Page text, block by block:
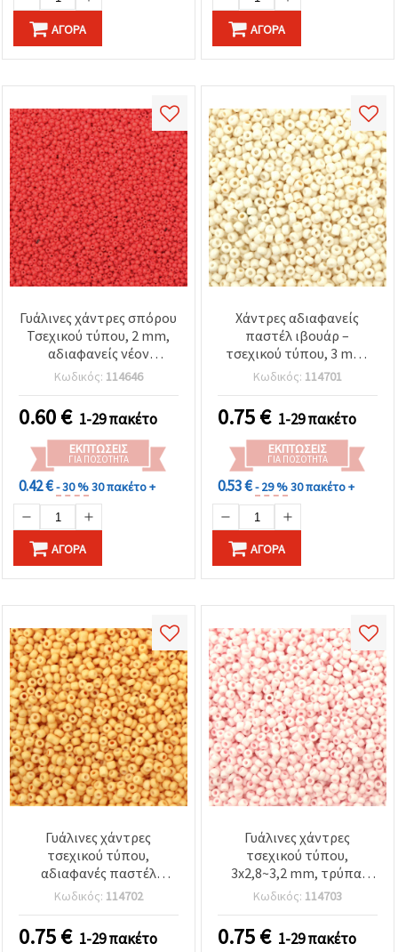
ΑΓΟΡΆ ΑΓΟΡΆ
Γυάλινες χάντρες σπόρου
Τσεχικού τύπου, 2 mm,
αδιαφανείς νέον
πορτοκαλο-ροζ, 15 γρ.
(~2050 τεμ.)
Κωδικός: 114646
0.60€ 1-29 πακέτο
ΕΚΠΤΏΣΕΙΣ
ΓΙΑ ΠΟΣΌΤΗΤΑ
0.42 €- 30 %30 πακέτο +
ΑΓΟΡΆ
Χάντρες αδιαφανείς
παστέλ ιβουάρ –
τσεχικού τύπου, 3 mm,
τρύπα 0,8~1,1 mm, 15 γρ.
(~470 τεμ.), απαραίτητες
για DIY κατασκευή
κοσμημάτων &
χειροτεχνίες με χάντρες
Κωδικός: 114701
0.75€ 1-29 πακέτο
ΕΚΠΤΏΣΕΙΣ
ΓΙΑ ΠΟΣΌΤΗΤΑ
0.53 €- 29 %30 πακέτο +
ΑΓΟΡΆ
Γυάλινες χάντρες
τσεχικού τύπου,
αδιαφανές παστέλ
κίτρινο, 3x2,8~3,2 mm,
οπή 0,8~1,1 mm – 15 γρ.
(~470 τεμ.)
Κωδικός: 114702
0.75€ 1-29 πακέτο
Γυάλινες χάντρες
τσεχικού τύπου,
3x2,8~3,2 mm, τρύπα:
0,8~1,1 mm, αδιαφανές
απαλό παστέλ ροζ, 15
γραμμάρια (~470 τμχ)
Κωδικός: 114703
0.75€ 1-29 πακέτο